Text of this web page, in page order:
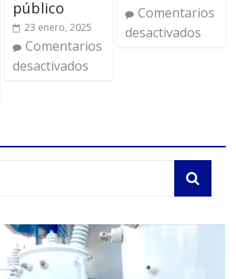
público
23 enero, 2025
Comentarios
desactivados
Comentarios
desactivados